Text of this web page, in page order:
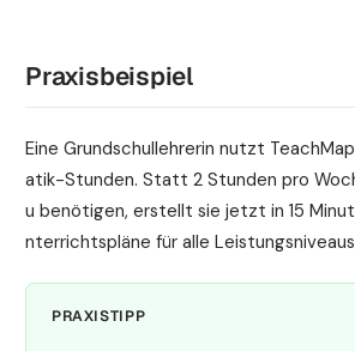
Praxisbeispiel
Eine Grundschullehrerin nutzt
atik-Stunden. Statt 2 Stunden pro
u benötigen, erstellt sie jetzt in 15
nterrichtspläne für alle
PRAXISTIPP